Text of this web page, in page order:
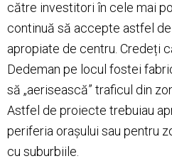
către investitori în cele mai
continuă să accepte astfel
apropiate de centru. Credeți
Dedeman pe locul fostei
să „aerisească” traficul din
Astfel de proiecte trebuiau
periferia orașului sau pentru
cu suburbiile.